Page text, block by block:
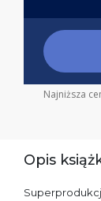
Najniższa
Opis